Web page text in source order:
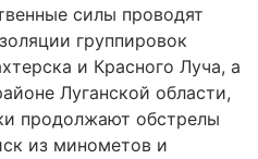
силы проводят
группировок
и Красного Луча, а
Луганской области,
продолжают обстрелы
из минометов и